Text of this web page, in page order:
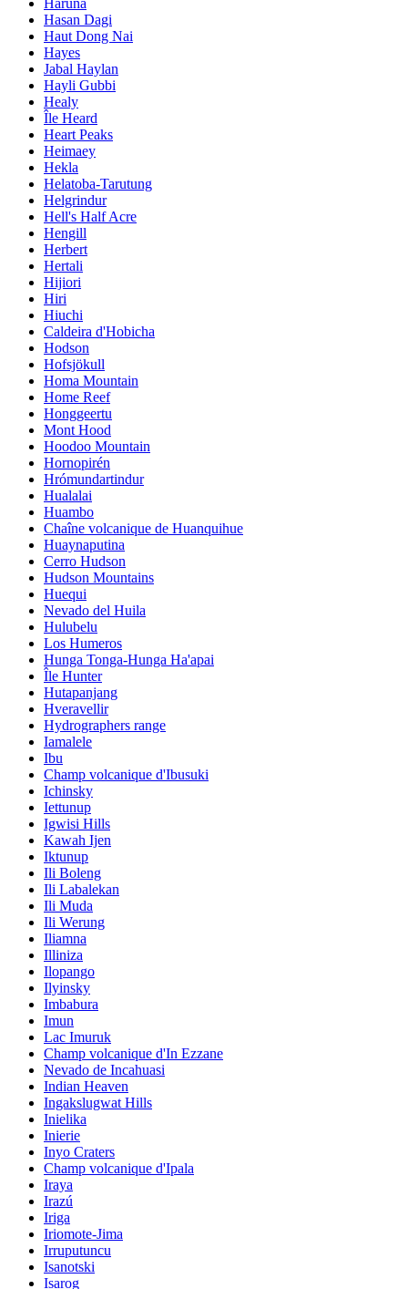
Hasan Dagi
Haut Dong Nai
Hayes
Jabal Haylan
Hayli Gubbi
Healy
Île Heard
Heart Peaks
Heimaey
Hekla
Helatoba-Tarutung
Helgrindur
Hell's Half Acre
Hengill
Herbert
Hertali
Hijiori
Hiri
Hiuchi
Caldeira d'Hobicha
Hodson
Hofsjökull
Homa Mountain
Home Reef
Honggeertu
Mont Hood
Hoodoo Mountain
Hornopirén
Hrómundartindur
Hualalai
Huambo
Chaîne volcanique de Huanquihue
Huaynaputina
Cerro Hudson
Hudson Mountains
Huequi
Nevado del Huila
Hulubelu
Los Humeros
Hunga Tonga-Hunga Ha'apai
Île Hunter
Hutapanjang
Hveravellir
Hydrographers range
Iamalele
Ibu
Champ volcanique d'Ibusuki
Ichinsky
Iettunup
Igwisi Hills
Kawah Ijen
Iktunup
Ili Boleng
Ili Labalekan
Ili Muda
Ili Werung
Iliamna
Illiniza
Ilopango
Ilyinsky
Imbabura
Imun
Lac Imuruk
Champ volcanique d'In Ezzane
Nevado de Incahuasi
Indian Heaven
Ingakslugwat Hills
Inielika
Inierie
Inyo Craters
Champ volcanique d'Ipala
Iraya
Irazú
Iriga
Iriomote-Jima
Irruputuncu
Isanotski
Isarog